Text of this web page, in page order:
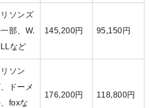
ソンズ
部、W.
など
145,200円 95,150円
ソン
ドーメ
foxな
176,200円 118,800円